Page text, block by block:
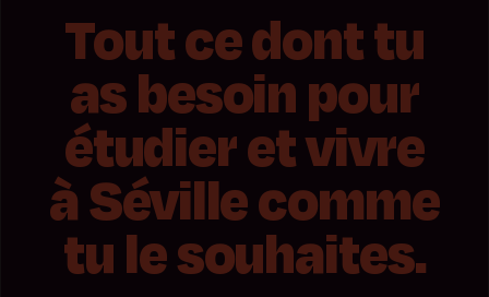
Tout ce dont tu
as besoin pour
étudier et vivre
à Séville comme
tu le souhaites.